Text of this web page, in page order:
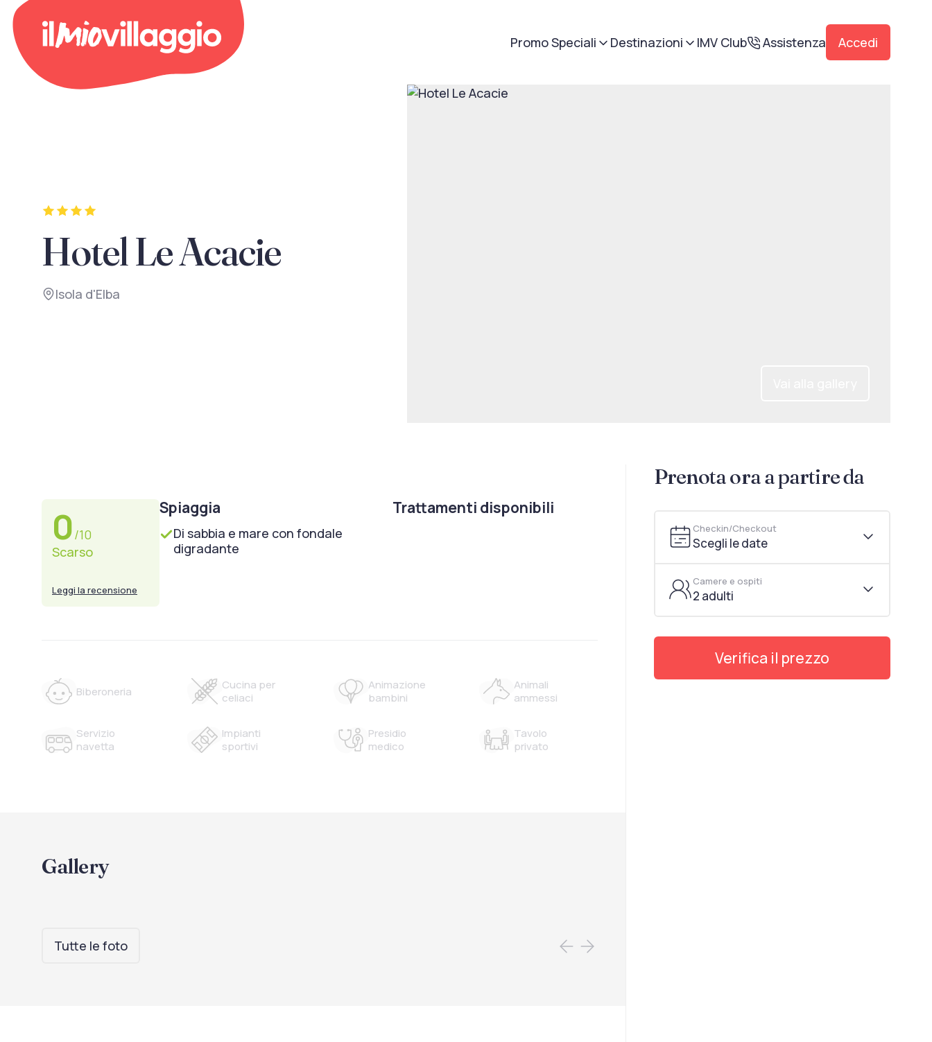
Promo Speciali Destinazioni IMV Club Assistenza Accedi
Hotel Le Acacie
Isola d'Elba
Prenota ora a partire da
Checkin/Checkout
Scegli le date
Camere e ospiti
2 adulti
Verifica il prezzo
0/10
Scarso
Leggi la recensione
Spiaggia
Di sabbia e mare con fondale
digradante
Trattamenti disponibili
Biberoneria
Cucina per
celiaci
Animazione
bambini
Animali
ammessi
Servizio
navetta
Impianti
sportivi
Presidio
medico
Tavolo
privato
Gallery
Tutte le foto